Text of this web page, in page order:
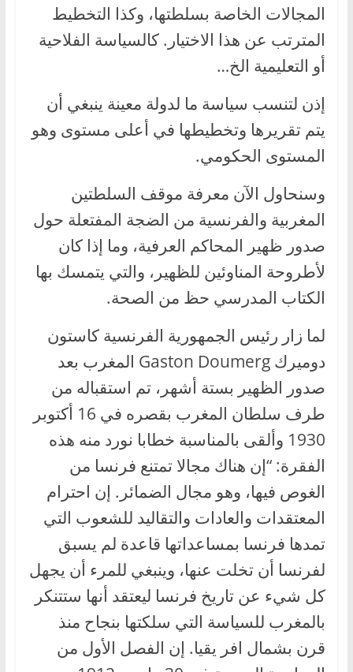
المجالات الخاصة بسلطتها، وكذا التخطيط
المترتب عن هذا الاختيار. كالسياسة الفلاحية
أو التعليمية الخ…
إذن لتنسب سياسة ما لدولة معينة ينبغي أن
يتم تقريرها وتخطيطها في أعلى مستوى وهو
المستوى الحكومي.
وسنحاول الآن معرفة موقف السلطتين
المغربية والفرنسية من الضجة المفتعلة حول
صدور ظهير المحاكم العرفية، وما إذا كان
لأطروحة المناوئين للظهير، والتي يتمسك بها
الكتاب المدرسي حظ من الصحة.
لما زار رئيس الجمهورية الفرنسية كاستون
دوميرك Gaston Doumerg المغرب بعد
صدور الظهير بستة أشهر، تم استقباله من
طرف سلطان المغرب بقصره في 16 أكتوبر
1930 وألقى بالمناسبة خطابا نورد منه هذه
الفقرة: “إن هناك مجالا تمتنع فرنسا من
الغوص فيها، وهو مجال الضمائر. إن احترام
المعتقدات والعادات والتقاليد للشعوب التي
تمدها فرنسا بمساعداتها قاعدة لم يسبق
لفرنسا أن تخلت عنها، وينبغي للمرء أن يجهل
كل شيء عن تاريخ فرنسا ليعتقد أنها ستتنكر
بالمغرب للسياسة التي سلكتها بنجاح منذ
قرن بشمال افر يقيا. إن الفصل الأول من